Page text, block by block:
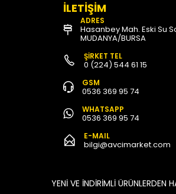
İLETİŞİM
ADRES
Hasanbey Mah. Eski Su
MUDANYA/BURSA
ŞİRKET TEL
0 (224) 544 61 15
GSM
0536 369 95 74
WHATSAPP
0536 369 95 74
E-MAIL
bilgi@avcimarket.com
YENİ VE İNDİRİMLİ ÜRÜNLERDEN